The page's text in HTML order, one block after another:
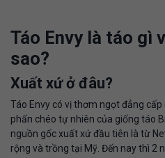
Táo Envy là táo gì
sao?
Xuất xứ ở đâu?
Táo Envy có vị thơm ngọt đẳng
phấn chéo tự nhiên của giống táo
nguồn gốc xuất xứ đầu tiên là từ
rộng và trồng tại Mỹ. Đến nay thì 2